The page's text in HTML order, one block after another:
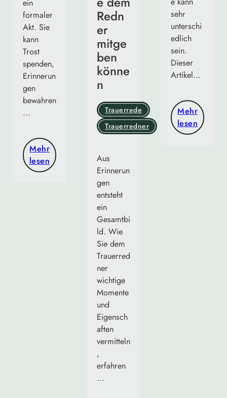
ein
formaler
Akt. Sie
kann
Trost
spenden,
Erinnerun
gen
bewahren
…
Mehr
lesen
Redn
er
mitge
ben
könne
n
Trauerrede
Trauerredner
Aus
Erinnerun
gen
entsteht
ein
Gesamtbi
ld. Wie
Sie dem
Trauerred
ner
wichtige
Momente
und
Eigensch
aften
vermitteln
,
erfahren
…
sehr
unterschi
edlich
sein.
Dieser
Artikel…
Mehr
lesen